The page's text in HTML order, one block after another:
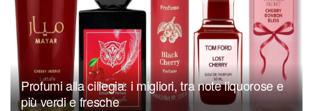
Profumi alla ciliegia: i migliori, tra note liquorose e
più verdi e fresche